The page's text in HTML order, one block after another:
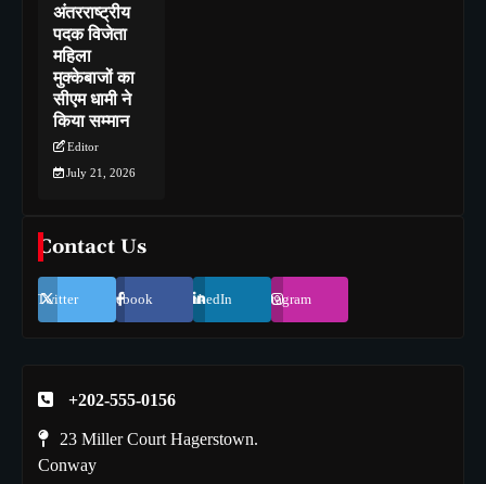
अंतरराष्ट्रीय
पदक विजेता
महिला
मुक्केबाजों का
सीएम धामी ने
किया सम्मान
Editor
July 21, 2026
Contact Us
Twitter Facebook LinkedIn Instagram
+202-555-0156
23 Miller Court Hagerstown.
Conway